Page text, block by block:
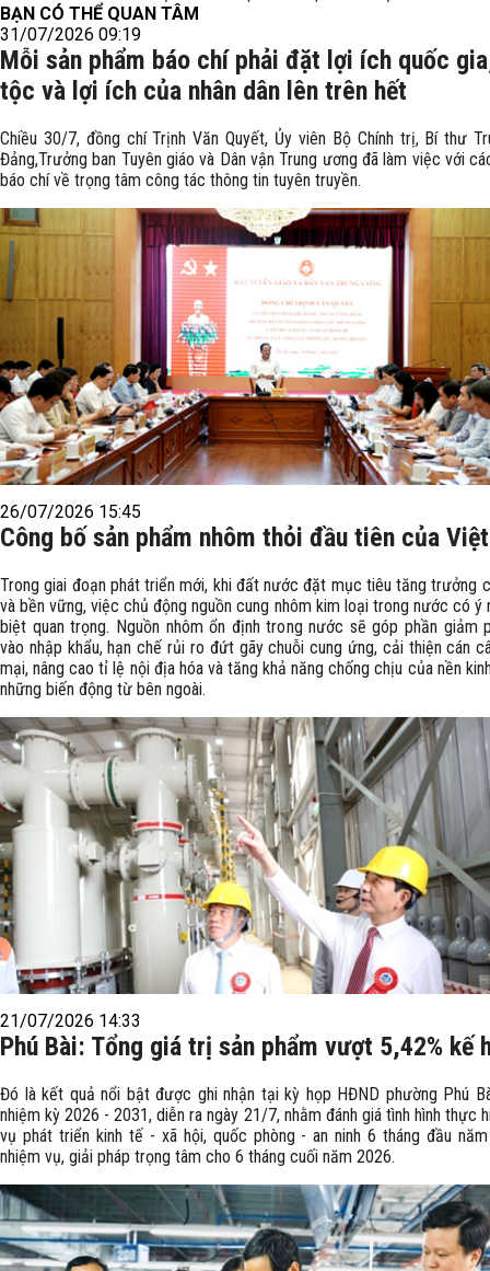
BẠN CÓ THỂ QUAN TÂM
31/07/2026 09:19
Mỗi sản phẩm báo chí phải đặt lợi ích quốc
tộc và lợi ích của nhân dân lên trên hết
Chiều 30/7, đồng chí Trịnh Văn Quyết, Ủy viên Bộ Chính trị, Bí thư
Đảng,Trưởng ban Tuyên giáo và Dân vận Trung ương đã làm việc với
báo chí về trọng tâm công tác thông tin tuyên truyền.
26/07/2026 15:45
Công bố sản phẩm nhôm thỏi đầu tiên của
Trong giai đoạn phát triển mới, khi đất nước đặt mục tiêu tăng trưởng
và bền vững, việc chủ động nguồn cung nhôm kim loại trong nước có ý
biệt quan trọng. Nguồn nhôm ổn định trong nước sẽ góp phần giảm
vào nhập khẩu, hạn chế rủi ro đứt gãy chuỗi cung ứng, cải thiện cán
mại, nâng cao tỉ lệ nội địa hóa và tăng khả năng chống chịu của nền
những biến động từ bên ngoài.
21/07/2026 14:33
Phú Bài: Tổng giá trị sản phẩm vượt 5,42% kế
Đó là kết quả nổi bật được ghi nhận tại kỳ họp HĐND phường Phú
nhiệm kỳ 2026 - 2031, diễn ra ngày 21/7, nhằm đánh giá tình hình thực
vụ phát triển kinh tế - xã hội, quốc phòng - an ninh 6 tháng đầu
nhiệm vụ, giải pháp trọng tâm cho 6 tháng cuối năm 2026.